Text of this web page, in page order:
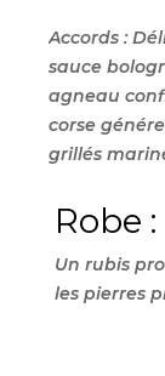
Accords :
sauce
agneau
corse
grillés
Robe :
Un rubis
les pierres